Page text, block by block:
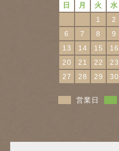
日 月 火 水
1
2
6
7 8 9
13
14 15 16
20
21 22 23
27
28 29 30
営業日